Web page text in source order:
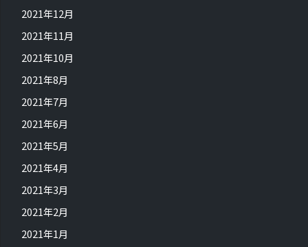
2021年12月
2021年11月
2021年10月
2021年8月
2021年7月
2021年6月
2021年5月
2021年4月
2021年3月
2021年2月
2021年1月